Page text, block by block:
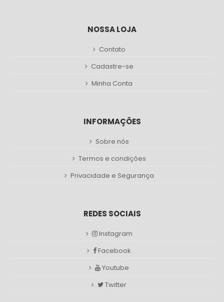
NOSSA LOJA
Contato
Cadastre-se
Minha Conta
INFORMAÇÕES
Sobre nós
Termos e condições
Privacidade e Segurança
REDES SOCIAIS
Instagram
Facebook
Youtube
Twitter